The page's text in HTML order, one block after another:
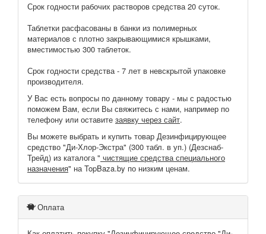
Срок годности рабочих растворов средства 20 суток.
Таблетки расфасованы в банки из полимерных
материалов с плотно закрывающимися крышками,
вместимостью 300 таблеток.
Срок годности средства - 7 лет в невскрытой упаковке
производителя.
У Вас есть вопросы по данному товару - мы с радостью
поможем Вам, если Вы свяжитесь с нами, например по
телефону или оставите заявку через сайт.
Вы можете выбрать и купить товар Дезинфицирующее
средство "Ди-Хлор-Экстра" (300 табл. в уп.) (Дезснаб-
Трейд) из каталога " чистящие средства специального
назначения" на TopBaza.by по низким ценам.
Оплата